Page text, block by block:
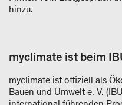
hinzu.
myclimate ist beim
myclimate ist offiziell als
Bauen und Umwelt e. V.